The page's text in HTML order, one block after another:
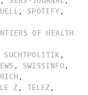
, SPOTIFY ,
OF HEALTH
SUCHTPOLITIK ,
, SWISSINFO ,
,
Z , TELEZ ,